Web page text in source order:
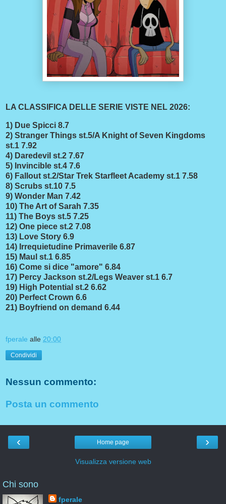
LA CLASSIFICA DELLE SERIE VISTE NEL 2026:
1) Due Spicci 8.7
2) Stranger Things st.5/A Knight of Seven Kingdoms
st.1 7.92
4) Daredevil st.2 7.67
5) Invincible st.4 7.6
6) Fallout st.2/Star Trek Starfleet Academy st.1 7.58
8) Scrubs st.10 7.5
9) Wonder Man 7.42
10) The Art of Sarah 7.35
11) The Boys st.5 7.25
12) One piece st.2 7.08
13) Love Story 6.9
14) Irrequietudine Primaverile 6.87
15) Maul st.1 6.85
16) Come si dice "amore" 6.84
17) Percy Jackson st.2/Legs Weaver st.1 6.7
19) High Potential st.2 6.62
20) Perfect Crown 6.6
21) Boyfriend on demand 6.44
fperale alle 20:00
Condividi
Nessun commento:
Posta un commento
‹ ›
Home page
Visualizza versione web
Chi sono
fperale